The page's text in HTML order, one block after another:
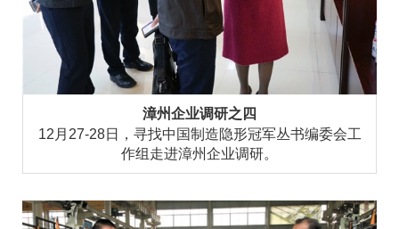
漳州企业调研之四
12月27-28日，寻找中国制造隐形冠军丛书编委会工
作组走进漳州企业调研。